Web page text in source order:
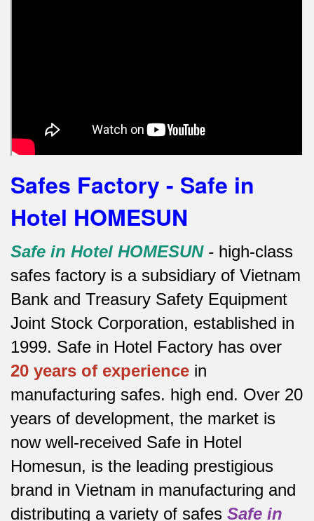
Safes Factory - Safe in
Hotel HOMESUN
Safe in Hotel HOMESUN- high-class
safes factory is a subsidiary of Vietnam
Bank and Treasury Safety Equipment
Joint Stock Corporation, established in
1999. Safe in Hotel Factory has over
20 years of experience in
manufacturing safes. high end. Over 20
years of development, the market is
now well-received Safe in Hotel
Homesun, is the leading prestigious
brand in Vietnam in manufacturing and
distributing a variety of safes Safe in